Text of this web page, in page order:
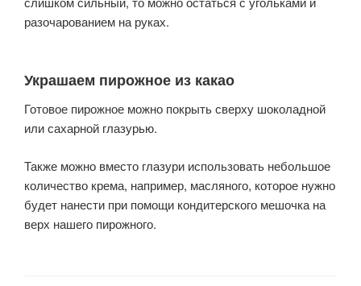
разочарованием на руках.
Украшаем пирожное из какао
Готовое пирожное можно покрыть сверху шоколадной
или сахарной глазурью.
Также можно вместо глазури использовать небольшое
количество крема, например, масляного, которое нужно
будет нанести при помощи кондитерского мешочка на
верх нашего пирожного.